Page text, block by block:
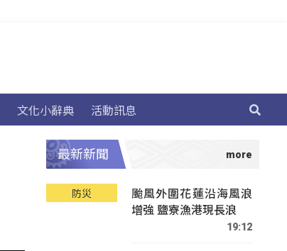
文化小辭典 活動訊息
最新新聞
防災
颱風外圍花蓮沿海風浪
增強 鹽寮漁港現長浪
19:12